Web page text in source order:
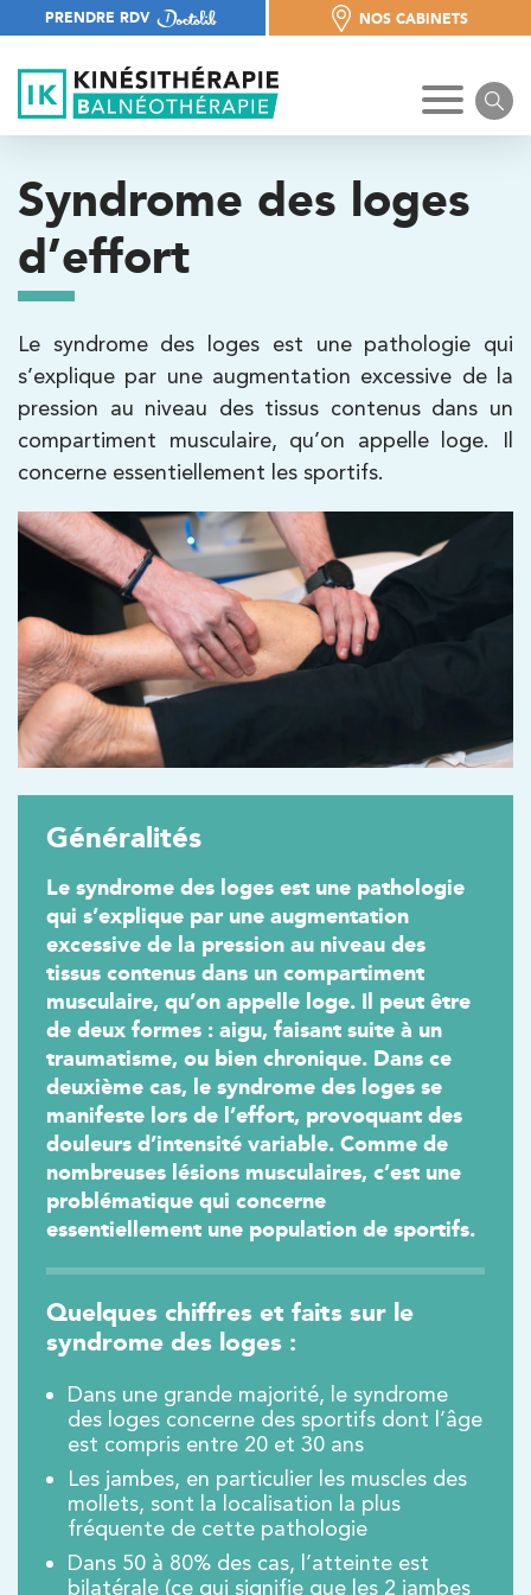
PRENDRE RDV
NOS CABINETS
NOS CABINETS
Syndrome des loges
d’effort
Le syndrome des loges est une pathologie qui
s’explique par une augmentation excessive de la
pression au niveau des tissus contenus dans un
compartiment musculaire, qu’on appelle loge. Il
concerne essentiellement les sportifs.
Généralités
Le syndrome des loges est une pathologie
qui s’explique par une augmentation
excessive de la pression au niveau des
tissus contenus dans un compartiment
musculaire, qu’on appelle loge. Il peut être
de deux formes : aigu, faisant suite à un
traumatisme, ou bien chronique. Dans ce
deuxième cas, le syndrome des loges se
manifeste lors de l’effort, provoquant des
douleurs d’intensité variable. Comme de
nombreuses lésions musculaires, c’est une
problématique qui concerne
essentiellement une population de sportifs.
Quelques chiffres et faits sur le
syndrome des loges :
Dans une grande majorité, le syndrome
des loges concerne des sportifs dont l’âge
est compris entre 20 et 30 ans
Les jambes, en particulier les muscles des
mollets, sont la localisation la plus
fréquente de cette pathologie
Dans 50 à 80% des cas, l’atteinte est
bilatérale (ce qui signifie que les 2 jambes
Trouvez votre cabinet de
kinésithérapie IK
Besoin d’Imagerie Médicale à Antony ? IRM, scanner,
échographie, infiltrations, radiologie… Olympe Imagerie
vous reçoit dans des délais courts sur le Centre Olympe
Santé, même bâtiment que votre kinésithérapeute !
Filtrer les cabinets avec balnéothérapie